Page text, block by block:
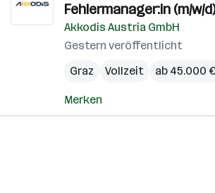
Fehlermanager:in (m/w/d)
Akkodis Austria GmbH
Gestern veröffentlicht
Graz
Vollzeit ab 45.000
Merken